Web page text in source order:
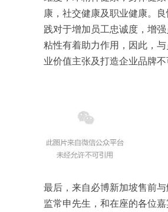
康，社交健康及职业健康。
践对于增加员工忠诚度，增
粘性有着助力作用，因此，
业价值主张及打造企业品牌不
最后，来自必博新加坡售前
监常申先生，和在座的各位